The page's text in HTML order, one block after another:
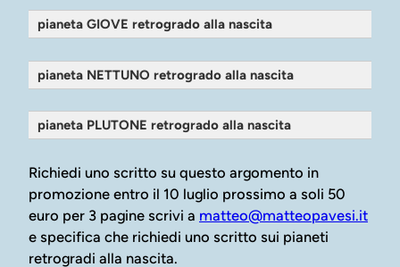
pianeta GIOVE retrogrado alla nascita
pianeta NETTUNO retrogrado alla nascita
pianeta PLUTONE retrogrado alla nascita
Richiedi uno scritto su questo argomento in
promozione entro il 10 luglio prossimo a soli 50
euro per 3 pagine scrivi a matteo@matteopavesi.it
e specifica che richiedi uno scritto sui pianeti
retrogradi alla nascita.